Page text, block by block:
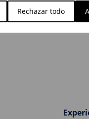
Rechazar todo